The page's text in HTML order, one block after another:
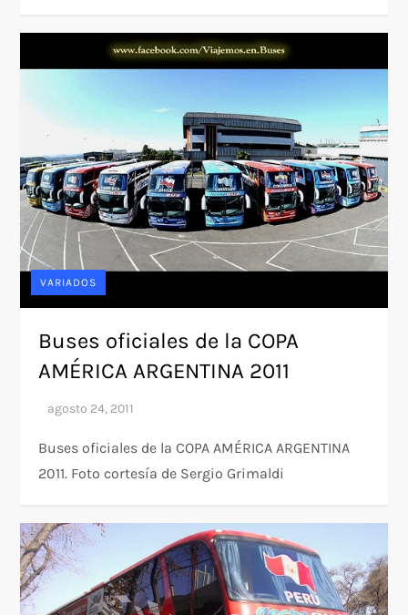
VARIADOS
Buses oficiales de la COPA
AMÉRICA ARGENTINA 2011
Buses oficiales de la COPA AMÉRICA ARGENTINA
2011. Foto cortesía de Sergio Grimaldi